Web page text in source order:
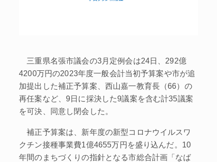
三重県名張市議会の3月定例会は24日、292億
4200万円の2023年度一般会計当初予算案や市が追
加提出した補正予算案、西山嘉一教育長（66）の
再任案など、9日に採決した9議案を含む計35議案
を可決、同意し閉会した。
補正予算案は、新年度の新型コロナウイルスワ
クチン接種事業費1億4655万円を盛り込んだ。10
年間のまちづくりの指針となる市総合計画「なば